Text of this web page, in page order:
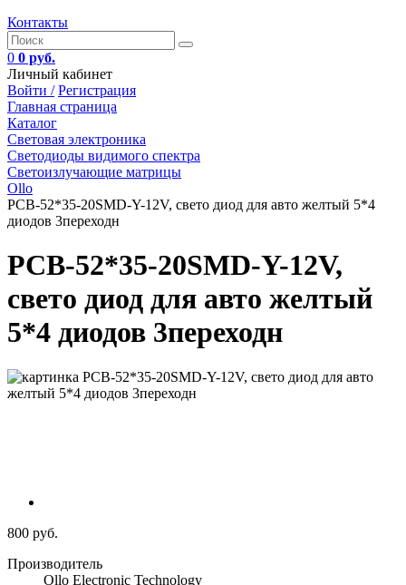
Контакты
0 0 руб.
Личный кабинет
Войти / Регистрация
Главная страница
Каталог
Световая электроника
Светодиоды видимого спектра
Светоизлучающие матрицы
Ollo
PCB-52*35-20SMD-Y-12V, свето диод для авто желтый 5*4
диодов 3переходн
PCB-52*35-20SMD-Y-12V,
свето диод для авто желтый
5*4 диодов 3переходн
800 руб.
Производитель
Ollo Electronic Technology